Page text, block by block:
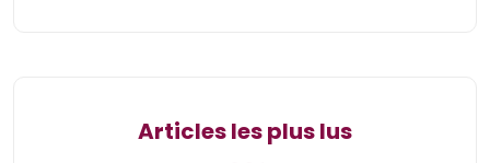
Articles les plus lus